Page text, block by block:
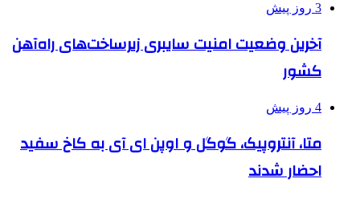
3 روز پیش
آخرین وضعیت امنیت سایبری زیرساخت‌های راه‌آهن
کشور
4 روز پیش
متا، آنتروپیک، گوگل و اوپن ای آی به کاخ سفید
احضار شدند